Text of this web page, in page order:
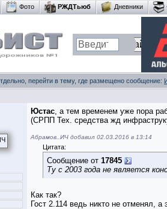
Фото РЖДТьюб Дневники
перейти в тему, где размещено сообщение:
Юстас, а тем временем уже пора
(СРПП Тех. средства жд
Абрамов..ИЧ добавил 02.03.2016 в 13:14
Цитата:
Сообщение от 17845
Ту с 2003 года не является
Как так?
Гост 2.114 ведь никто не отменял,